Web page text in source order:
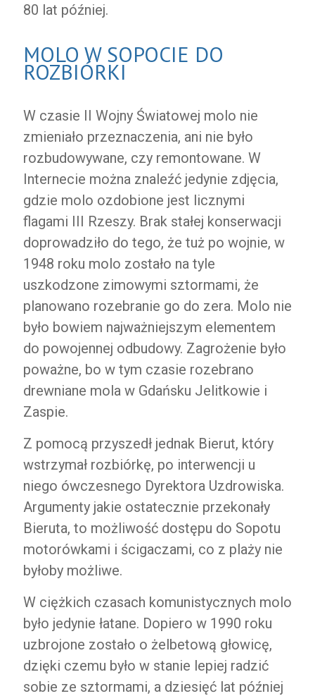
80 lat później.
MOLO W SOPOCIE DO
ROZBIÓRKI
W czasie II Wojny Światowej molo nie
zmieniało przeznaczenia, ani nie było
rozbudowywane, czy remontowane. W
Internecie można znaleźć jedynie zdjęcia,
gdzie molo ozdobione jest licznymi
flagami III Rzeszy. Brak stałej konserwacji
doprowadziło do tego, że tuż po wojnie, w
1948 roku molo zostało na tyle
uszkodzone zimowymi sztormami, że
planowano rozebranie go do zera. Molo nie
było bowiem najważniejszym elementem
do powojennej odbudowy. Zagrożenie było
poważne, bo w tym czasie rozebrano
drewniane mola w Gdańsku Jelitkowie i
Zaspie.
Z pomocą przyszedł jednak Bierut, który
wstrzymał rozbiórkę, po interwencji u
niego ówczesnego Dyrektora Uzdrowiska.
Argumenty jakie ostatecznie przekonały
Bieruta, to możliwość dostępu do Sopotu
motorówkami i ścigaczami, co z plaży nie
byłoby możliwe.
W ciężkich czasach komunistycznych molo
było jedynie łatane. Dopiero w 1990 roku
uzbrojone zostało o żelbetową głowicę,
dzięki czemu było w stanie lepiej radzić
sobie ze sztormami, a dziesięć lat później